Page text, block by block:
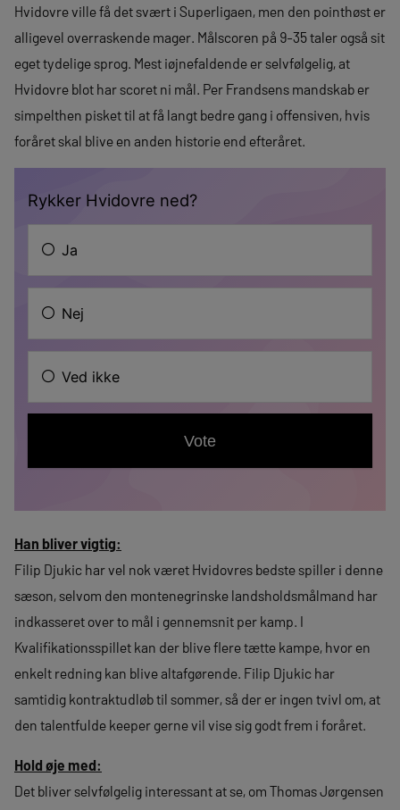
Hvidovre ville få det svært i Superligaen, men den pointhøst er
alligevel overraskende mager. Målscoren på 9-35 taler også sit
eget tydelige sprog. Mest iøjnefaldende er selvfølgelig, at
Hvidovre blot har scoret ni mål. Per Frandsens mandskab er
simpelthen pisket til at få langt bedre gang i offensiven, hvis
foråret skal blive en anden historie end efteråret.
Han bliver vigtig:
Filip Djukic har vel nok været Hvidovres bedste spiller i denne
sæson, selvom den montenegrinske landsholdsmålmand har
indkasseret over to mål i gennemsnit per kamp. I
Kvalifikationsspillet kan der blive flere tætte kampe, hvor en
enkelt redning kan blive altafgørende. Filip Djukic har
samtidig kontraktudløb til sommer, så der er ingen tvivl om, at
den talentfulde keeper gerne vil vise sig godt frem i foråret.
Hold øje med:
Det bliver selvfølgelig interessant at se, om Thomas Jørgensen